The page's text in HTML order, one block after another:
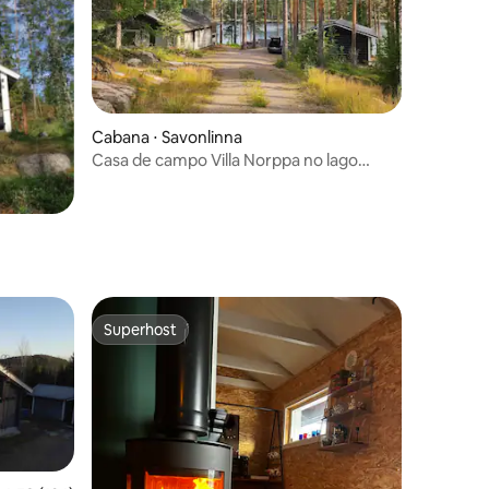
Cabana ⋅ Savonlinna
Casa de campo Villa Norppa no lago
Superhost
Superhost